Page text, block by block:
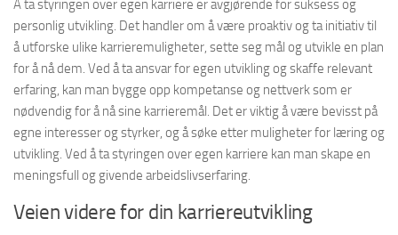
Å ta styringen over egen karriere er avgjørende for suksess og
personlig utvikling. Det handler om å være proaktiv og ta initiativ til
å utforske ulike karrieremuligheter, sette seg mål og utvikle en plan
for å nå dem. Ved å ta ansvar for egen utvikling og skaffe relevant
erfaring, kan man bygge opp kompetanse og nettverk som er
nødvendig for å nå sine karrieremål. Det er viktig å være bevisst på
egne interesser og styrker, og å søke etter muligheter for læring og
utvikling. Ved å ta styringen over egen karriere kan man skape en
meningsfull og givende arbeidslivserfaring.
Veien videre for din karriereutvikling